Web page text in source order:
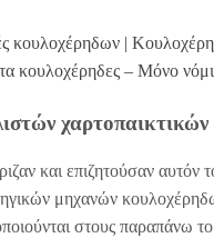
κουλοχέρηδων |
κουλοχέρηδες – Μόνο
χαρτοπαικτικών
και επιζητούσαν αυτόν
μηχανών
στους παραπάνω